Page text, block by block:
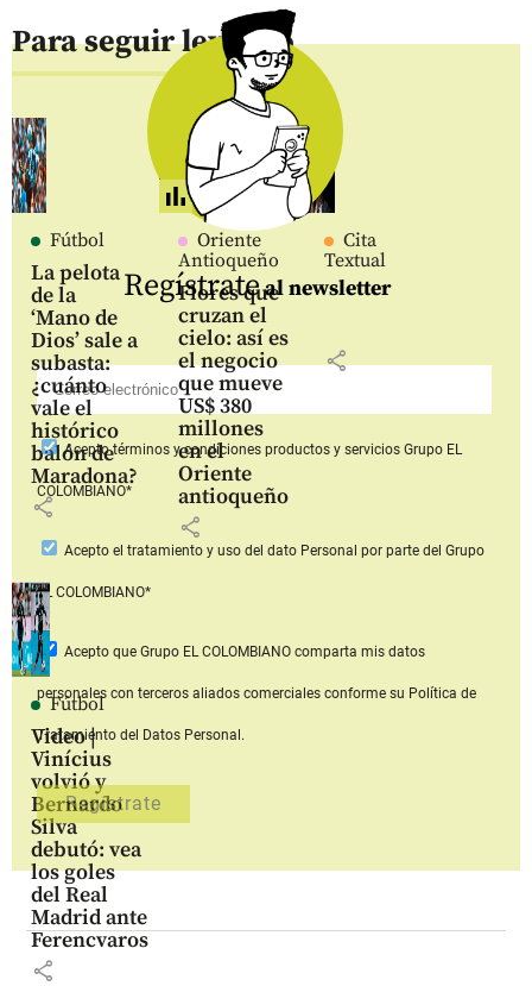
Para seguir leyendo
Fútbol
La pelota
de la
‘Mano de
Dios’ sale a
subasta:
¿cuánto
vale el
histórico
balón de
Maradona?
share
Oriente
Antioqueño
Flores que
cruzan el
cielo: así es
el negocio
que mueve
US$ 380
millones
en el
Oriente
antioqueño
share
Cita
Textual
share
Fútbol
Video |
Vinícius
volvió y
Bernardo
Silva
debutó: vea
los goles
del Real
Madrid ante
Ferencvaros
share
Regístrateal newsletter
Aceptotérminos y condiciones productos y serviciosGrupo EL
COLOMBIANO*
Acepto el tratamiento y uso del dato Personal por parte del Grupo
EL COLOMBIANO*
Acepto que Grupo EL COLOMBIANOcomparta mis datos
personales con terceros aliados comerciales conforme su Política de
Tratamiento del Datos Personal.